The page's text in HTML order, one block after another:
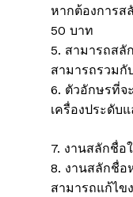
หากต้องการส
50 บาท
5. สามารถสลั
สามารถรวมกั
6. ตัวอักษรที่จ
เครื่องประดับ
7. งานสลักชื่อ
8. งานสลักชื่อ
สามารถแก้ไข